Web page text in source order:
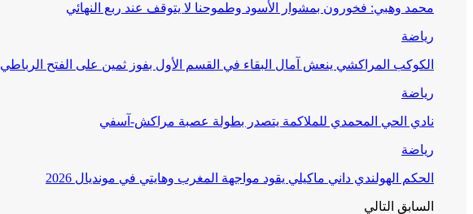
محمد وهبي: فخورون بمشوار الأسود وطموحنا لا يتوقف عند ربع النهائي
رياضة
الكوكب المراكشي ينعش آمال البقاء في القسم الأول بفوز ثمين على الفتح الرباطي
رياضة
نادي الحي المحمدي للملاكمة يتصدر بطولة عصبة مراكش-آسفي
رياضة
الحكم الهولندي داني ماكيلي يقود مواجهة المغرب وهايتي في مونديال 2026
السابق التالي